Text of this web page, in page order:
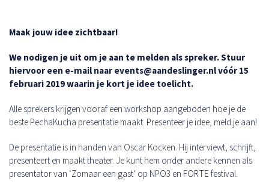
Maak jouw idee zichtbaar!
We nodigen je uit om je aan te melden als spreker. Stuur
hiervoor een e-mail naar events@aandeslinger.nl vóór 15
februari 2019 waarin je kort je idee toelicht.
Alle sprekers krijgen vooraf een workshop aangeboden hoe je de
beste PechaKucha presentatie maakt. Presenteer je idee, meld je aan!
De presentatie is in handen van Oscar Kocken. Hij interviewt, schrijft,
presenteert en maakt theater. Je kunt hem onder andere kennen als
presentator van ‘Zomaar een gast’ op NPO3 en FORTE festival.